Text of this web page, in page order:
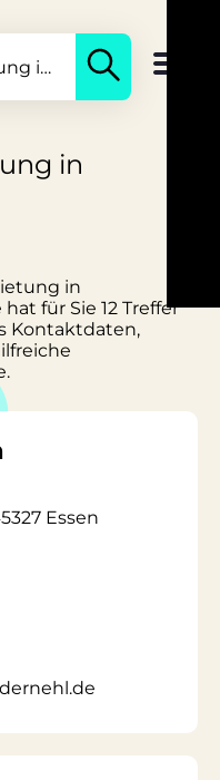
in
in
für Sie 12 Treffer
Kontaktdaten,
Essen